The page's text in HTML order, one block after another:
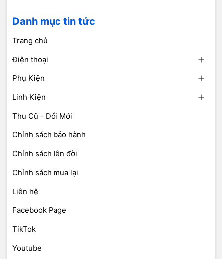
Danh mục tin tức
Trang chủ
Điện thoại
Phụ Kiện
Linh Kiện
Thu Cũ - Đổi Mới
Chính sách bảo hành
Chính sách lên đời
Chính sách mua lại
Liên hệ
Facebook Page
TikTok
Youtube